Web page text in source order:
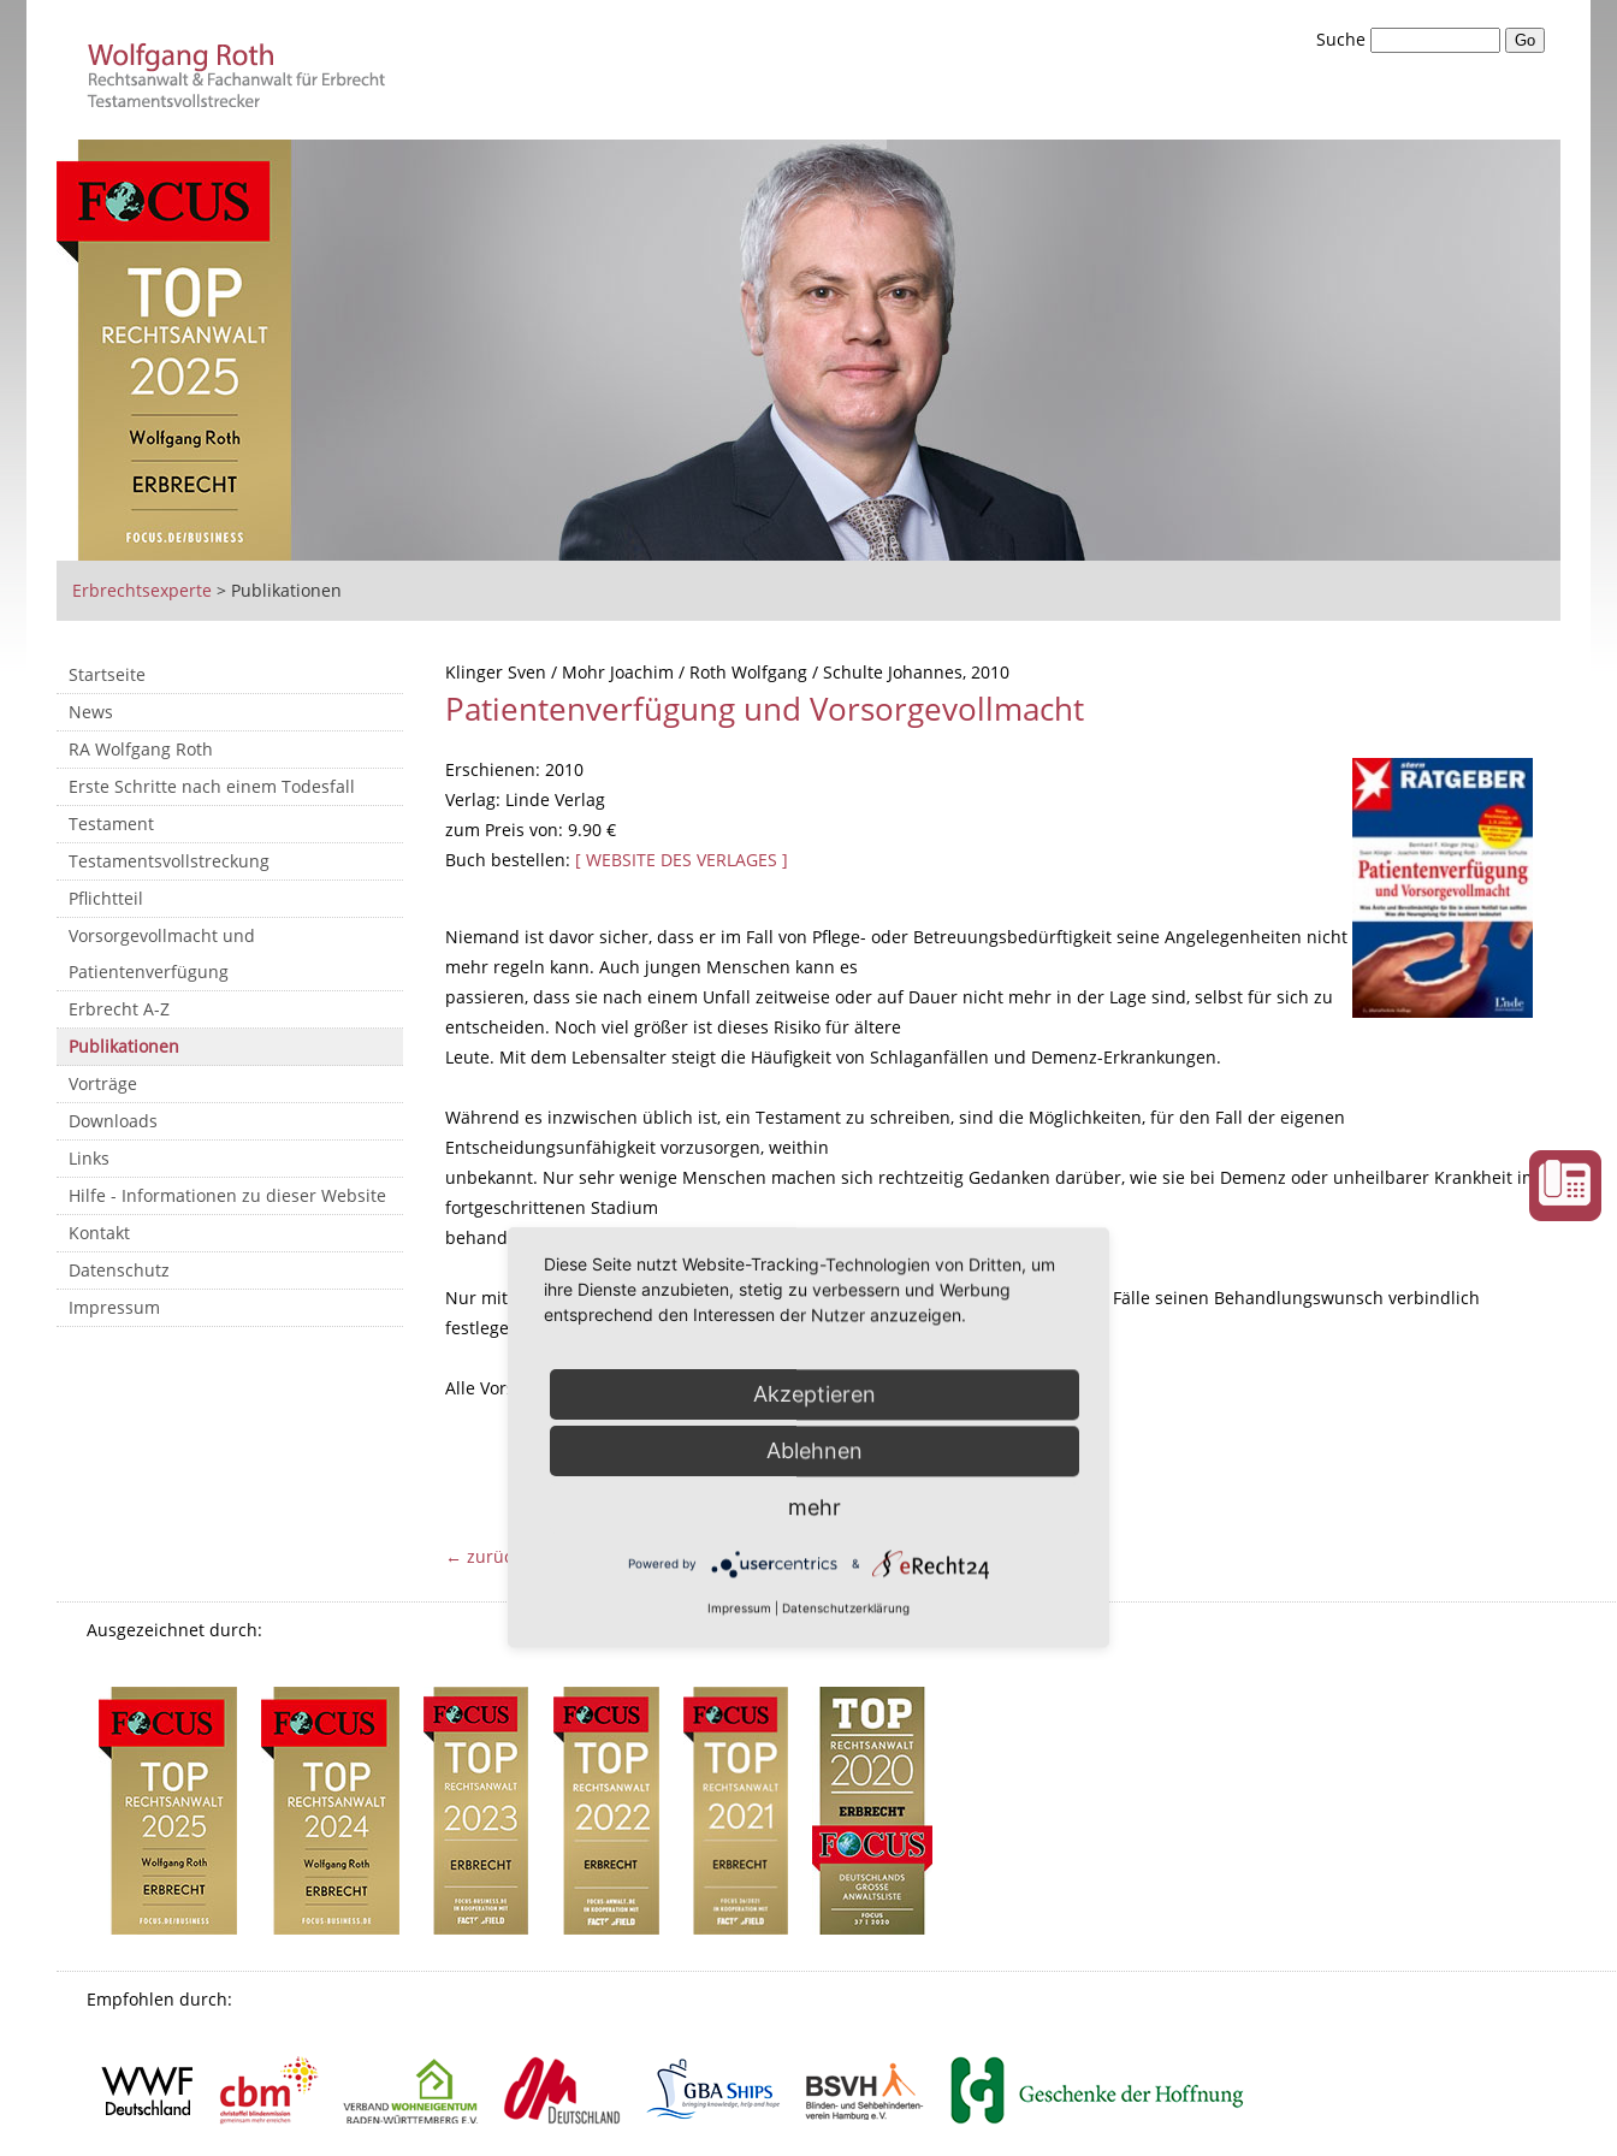
Suche
Erbrechtsexperte > Publikationen
Startseite
News
RA Wolfgang Roth
Erste Schritte nach einem Todesfall
Testament
Testamentsvollstreckung
Pflichtteil
Vorsorgevollmacht und
Patientenverfügung
Erbrecht A-Z
Publikationen
Vorträge
Downloads
Links
Hilfe - Informationen zu dieser Website
Kontakt
Datenschutz
Impressum
Klinger Sven / Mohr Joachim / Roth Wolfgang / Schulte Johannes, 2010
Patientenverfügung und Vorsorgevollmacht
Erschienen: 2010
Verlag: Linde Verlag
zum Preis von: 9.90 €
Buch bestellen: [ WEBSITE DES VERLAGES ]
Niemand ist davor sicher, dass er im Fall von Pflege- oder Betreuungsbedürftigkeit seine Angelegenheiten nicht
mehr regeln kann. Auch jungen Menschen kann es
passieren, dass sie nach einem Unfall zeitweise oder auf Dauer nicht mehr in der Lage sind, selbst für sich zu
entscheiden. Noch viel größer ist dieses Risiko für ältere
Leute. Mit dem Lebensalter steigt die Häufigkeit von Schlaganfällen und Demenz-Erkrankungen.
Während es inzwischen üblich ist, ein Testament zu schreiben, sind die Möglichkeiten, für den Fall der eigenen
Entscheidungsunfähigkeit vorzusorgen, weithin
unbekannt. Nur sehr wenige Menschen machen sich rechtzeitig Gedanken darüber, wie sie bei Demenz oder unheilbarer Krankheit im
fortgeschrittenen Stadium
behandelt werden wollen.
Nur mittels Patientenverfügung und Vorsorgevollmacht kann der Patient für diese Fälle seinen Behandlungswunsch verbindlich
festlegen.
Alle Vorsorgeverfügungen als Mustertext erhältlich.
← zurück
Ausgezeichnet durch:
Empfohlen durch:
Diese Seite nutzt Website-Tracking-Technologien von Dritten, um
ihre Dienste anzubieten, stetig zu verbessern und Werbung
entsprechend den Interessen der Nutzer anzuzeigen.
Akzeptieren
Ablehnen
mehr
Powered by &
Impressum Datenschutzerklärung